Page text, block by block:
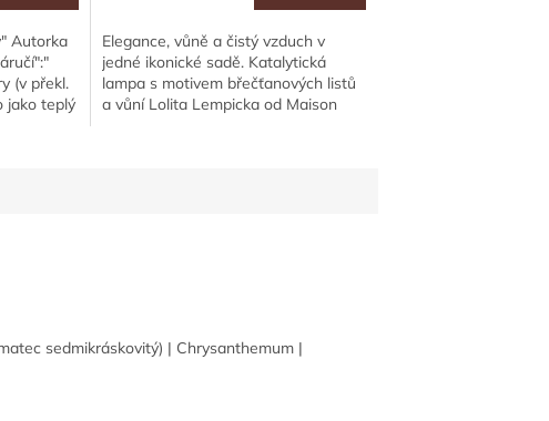
Autorka
(v překl.
jako teplý
Elegance, vůně a čistý vzduch v
jedné ikonické sadě. Katalytická
lampa s motivem břečťanových listů
a vůní Lolita Lempicka od Maison
sedmikráskovitý) | Chrysanthemum |